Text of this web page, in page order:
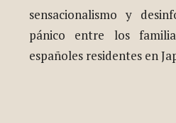
sensacionalismo y
pánico entre los
españoles residentes en